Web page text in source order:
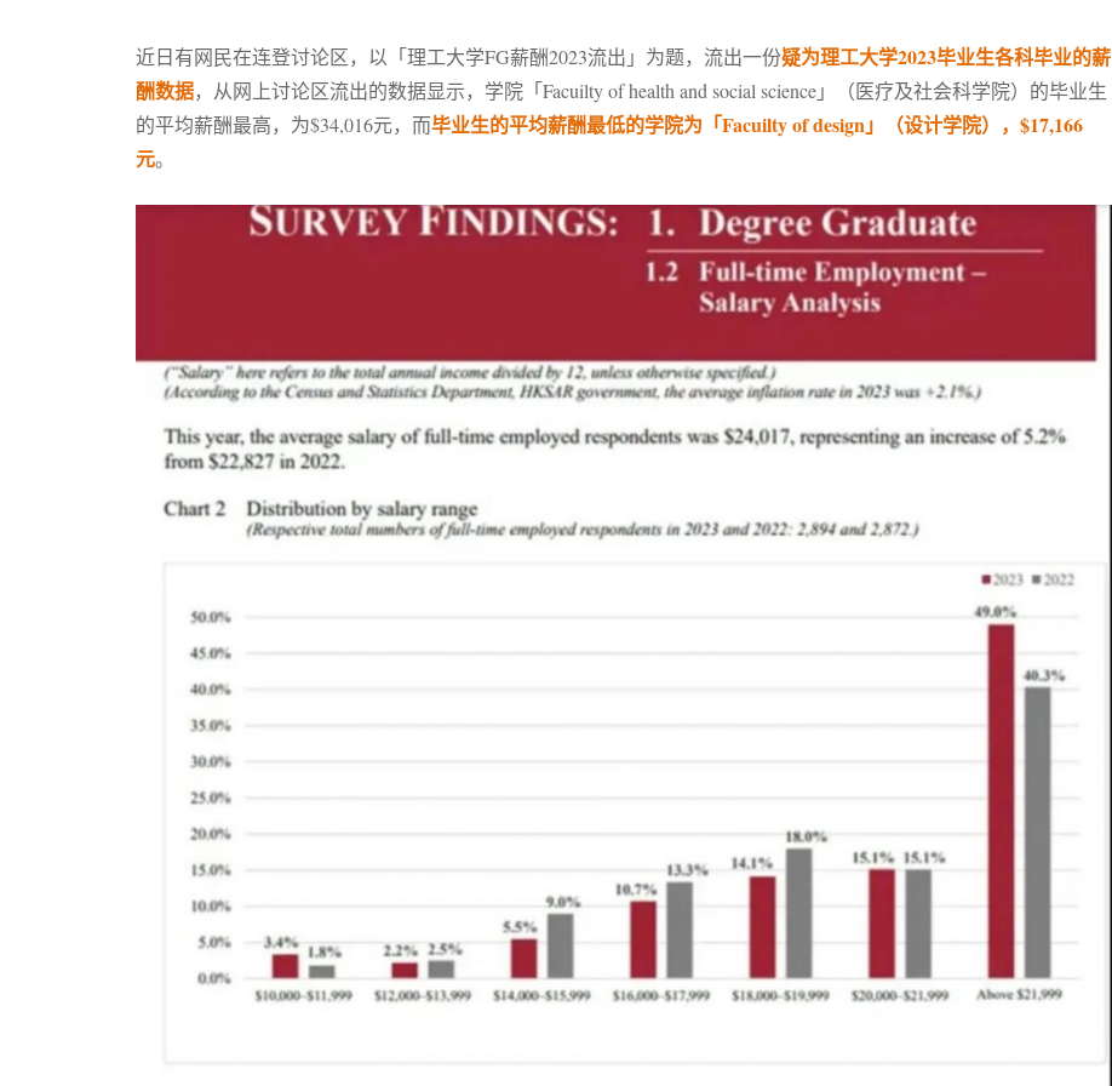
近日有网民在连登讨论区，以「理工大学FG薪酬2023流出」为题，流出一份疑为理工大学2023毕业生各科毕业的薪
酬数据，从网上讨论区流出的数据显示，学院「Facuilty of health and social science」（医疗及社会科学院）的毕业生
的平均薪酬最高，为$34,016元，而毕业生的平均薪酬最低的学院为「Facuilty of design」（设计学院），$17,166
元。